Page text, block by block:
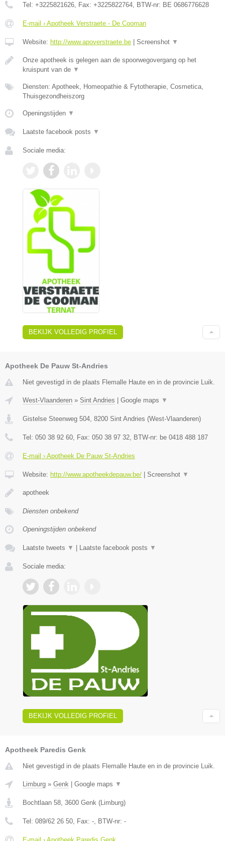
Tel: +3225821626 , Fax: +3225822764 , BTW-nr: BE 0686776628
E-mail › Apotheek Verstraete - De Cooman
Website: http://www.apoverstraete.be | Screenshot ▼
Onze apotheek is gelegen aan de spoorwegovergang op het
kruispunt van de ▼
Diensten: Apotheek, Homeopathie & Fytotherapie, Cosmetica,
Thuisgezondheiszorg
Openingstijden ▼
Laatste facebook posts ▼
Sociale media:
BEKIJK VOLLEDIG PROFIEL
Apotheek De Pauw St-Andries
Niet gevestigd in de plaats Flemalle Haute en in de provincie Luik.
West-Vlaanderen » Sint Andries Google maps ▼
Gistelse Steenweg 504, 8200 Sint Andries (West-Vlaanderen)
Tel: 050 38 92 60, Fax: 050 38 97 32, BTW-nr: be 0418 488 187
E-mail › Apotheek De Pauw St-Andries
Website: http://www.apotheekdepauw.be/ Screenshot ▼
apotheek
Diensten onbekend
Openingstijden onbekend
Laatste tweets ▼ Laatste facebook posts ▼
Sociale media:
BEKIJK VOLLEDIG PROFIEL
Apotheek Paredis Genk
Niet gevestigd in de plaats Flemalle Haute en in de provincie Luik.
Limburg » Genk Google maps ▼
Bochtlaan 58 3600 Genk ( Limburg)
Tel: 089/62 26 50 , Fax: - , BTW-nr: -